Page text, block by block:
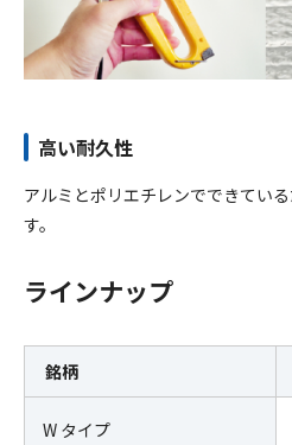
高い耐久性
アルミとポリエチレンでできてい
す。
ラインナップ
銘柄
W タイプ